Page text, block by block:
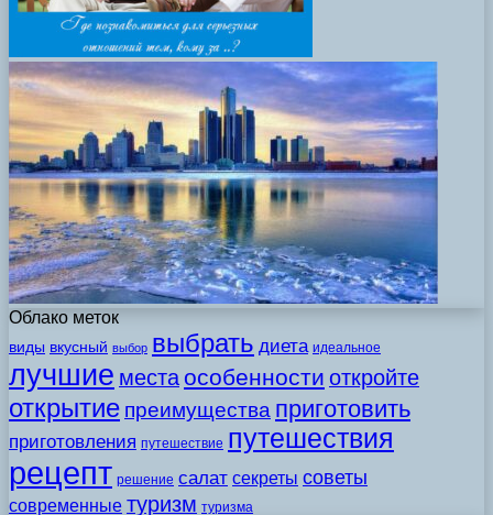
Облако меток
виды вкусный выбор выбрать диета идеальное
лучшие места особенности откройте
открытие преимущества приготовить
приготовления путешествие путешествия
рецепт решение салат секреты советы
современные туризм туризма